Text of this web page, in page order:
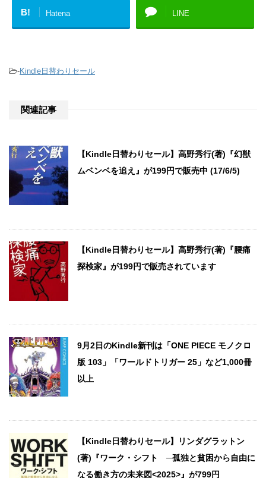
B! Hatena LINE
-Kindle日替わりセール
関連記事
【Kindle日替わりセール】高野秀行(著)『幻獣
ムベンベを追え』が199円で販売中 (17/6/5)
【Kindle日替わりセール】高野秀行(著)『腰痛
探検家』が199円で販売されています
9月2日のKindle新刊は「ONE PIECE モノクロ
版 103」「ワールドトリガー 25」など1,000冊
以上
【Kindle日替わりセール】リンダグラットン
(著)『ワーク・シフト ─孤独と貧困から自由に
なる働き方の未来図<2025>』が799円